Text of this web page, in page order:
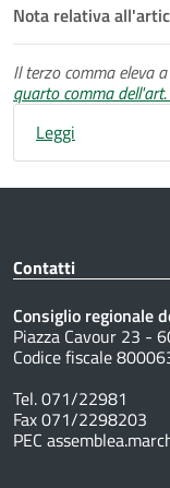
Nota relativa
Il terzo comma eleva
quarto comma
Leggi
Contatti
Consiglio regionale
Piazza Cavour 23 -
Codice fiscale
Tel. 071/22981
Fax 071/2298203
PEC